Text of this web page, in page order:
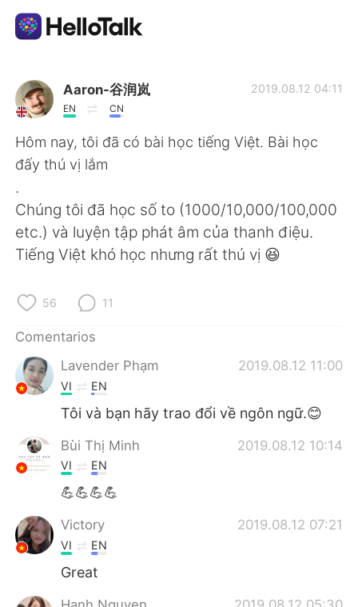
Aplicación de intercambio de idiomas
AI Grammar Checker
Español
English 简体中文
日本語 한국어
Indonesia
Türkçe
Português
Aaron-谷润岚
EN CN
2019.08.12 04:11
Hôm nay, tôi đã có bài học tiếng Việt. Bài học
đấy thú vị lắm
.
Chúng tôi đã học số to (1000/10,000/100,000
etc.) và luyện tập phát âm của thanh điệu.
Tiếng Việt khó học nhưng rất thú vị 😆
56 11
Comentarios
Lavender Phạm
2019.08.12 11:00
VI EN
Tôi và bạn hãy trao đổi về ngôn ngữ.😊
Bùi Thị Minh 2019.08.12 10:14
VI EN
💪💪💪💪
Victory 2019.08.12 07:21
VI EN
Great